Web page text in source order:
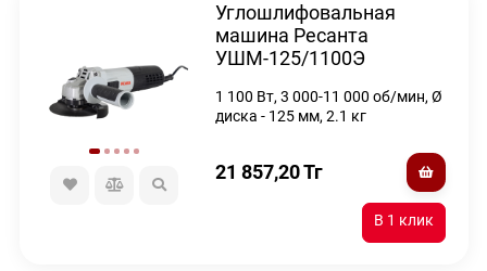
Углошлифовальная
машина Ресанта
УШМ-125/1100Э
1 100 Вт, 3 000-11 000 об/мин, Ø
диска - 125 мм, 2.1 кг
21 857,20Тг